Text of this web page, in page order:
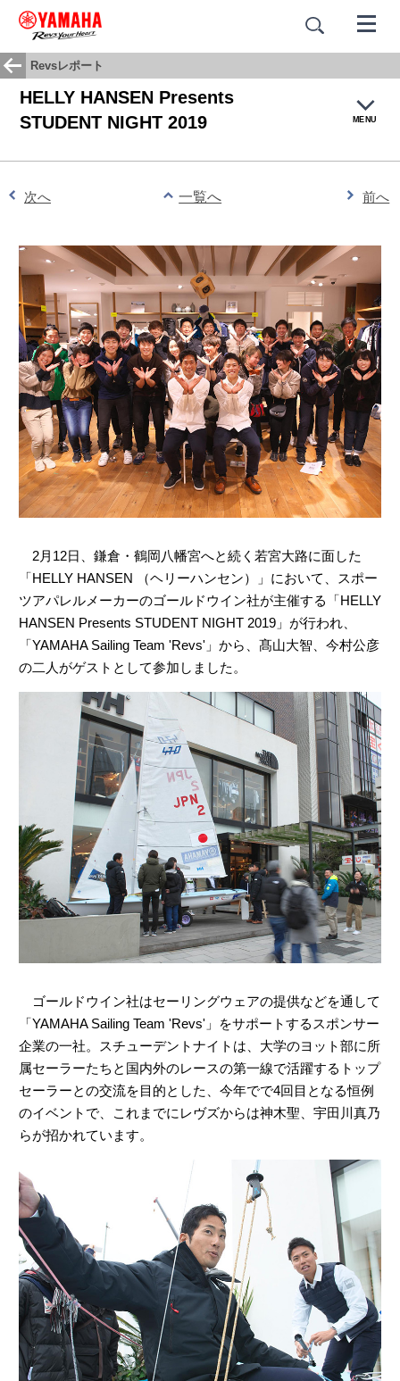
Revsレポート
HELLY HANSEN Presents
STUDENT NIGHT 2019
MENU
選手
スケジュール
Revsレポート
次へ 一覧へ 前へ
2月12日、鎌倉・鶴岡八幡宮へと続く若宮大路に面した
「HELLY HANSEN （ヘリーハンセン）」において、スポー
ツアパレルメーカーのゴールドウイン社が主催する「HELLY
HANSEN Presents STUDENT NIGHT 2019」が行われ、
「YAMAHA Sailing Team 'Revs'」から、髙山大智、今村公彦
の二人がゲストとして参加しました。
ゴールドウイン社はセーリングウェアの提供などを通して
「YAMAHA Sailing Team 'Revs'」をサポートするスポンサー
企業の一社。スチューデントナイトは、大学のヨット部に所
属セーラーたちと国内外のレースの第一線で活躍するトップ
セーラーとの交流を目的とした、今年でで4回目となる恒例
のイベントで、これまでにレヴズからは神木聖、宇田川真乃
らが招かれています。